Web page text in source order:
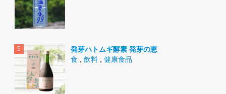
発芽ハトムギ酵素 発芽の恵
食
飲料 健康食品